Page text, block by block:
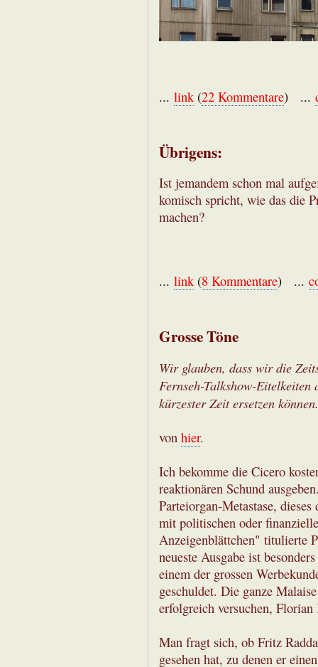
... link (22 Kommentare) ...
Übrigens:
Ist jemandem schon mal
komisch spricht, wie das die
machen?
... link(8 Kommentare) ...
Grosse Töne
Wir glauben, dass wir die
Fernseh-Talkshow-
kürzester Zeit ersetzen können.
von hier.
Ich bekomme die Cicero
reaktionären Schund
Parteiorgan-Metastase,
mit politischen oder
Anzeigenblättchen" titulierte
neueste Ausgabe ist
einem der grossen
geschuldet. Die ganze
erfolgreich versuchen,
Man fragt sich, ob Fritz
gesehen hat, zu denen er